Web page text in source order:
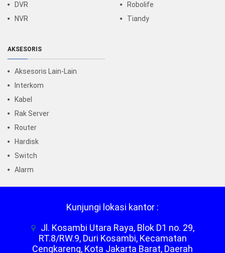
DVR
NVR
Robolife
Tiandy
AKSESORIS
Aksesoris Lain-Lain
Interkom
Kabel
Rak Server
Router
Hardisk
Switch
Alarm
Kunjungi lokasi kantor :
Jl. Kosambi Utara Raya, Blok D1 no. 29,
RT.8/RW.9, Duri Kosambi, Kecamatan
Cengkareng, Kota Jakarta Barat, Daerah